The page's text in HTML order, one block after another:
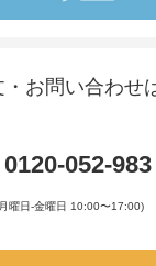
お問い合わせ
0120-052-983
月曜日-金曜日 10:00〜17:00)